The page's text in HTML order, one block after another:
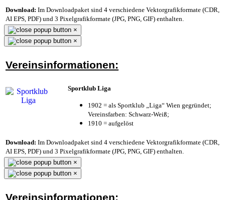
Download: Im Downloadpaket sind 4 verschiedene Vektorgrafikformate (CDR,
AI EPS, PDF) und 3 Pixelgrafikformate (JPG, PNG, GIF) enthalten.
×
×
Vereinsinformationen:
Sportklub Liga
1902 = als Sportklub „Liga“ Wien gegründet;
Vereinsfarben: Schwarz-Weiß;
1910 = aufgelöst
Download: Im Downloadpaket sind 4 verschiedene Vektorgrafikformate (CDR,
AI EPS, PDF) und 3 Pixelgrafikformate (JPG, PNG, GIF) enthalten.
×
×
Vereinsinformationen: